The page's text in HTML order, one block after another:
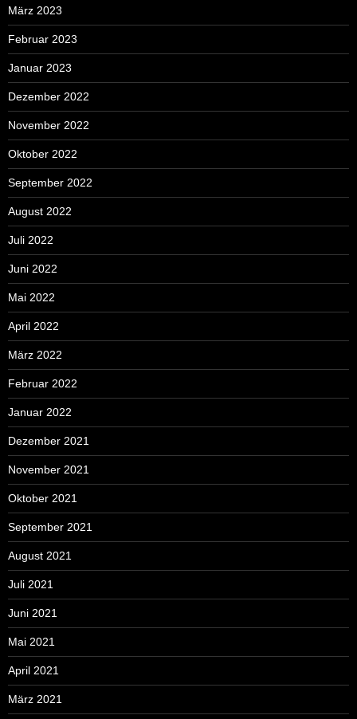
März 2023
Februar 2023
Januar 2023
Dezember 2022
November 2022
Oktober 2022
September 2022
August 2022
Juli 2022
Juni 2022
Mai 2022
April 2022
März 2022
Februar 2022
Januar 2022
Dezember 2021
November 2021
Oktober 2021
September 2021
August 2021
Juli 2021
Juni 2021
Mai 2021
April 2021
März 2021